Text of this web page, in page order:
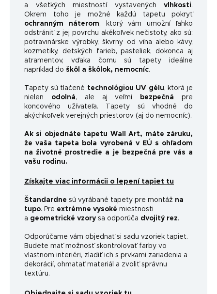
a všetkých miestností vystavených vlhkosti.
Okrem toho je možné každú tapetu pokryť
ochranným náterom, ktorý vám umožní ľahko
odstrániť z jej povrchu akékoľvek nečistoty, ako sú:
potravinárske výrobky, škvrny od vína alebo kávy,
kozmetiky, detských farieb, pasteliek, dokonca aj
atramentov, vďaka čomu sú tapety ideálne
napríklad do škôl a škôlok, nemocníc.
Tapety sú tlačené technológiou UV gélu, ktorá je
nielen odolná, ale aj veľmi bezpečná pre
koncového užívateľa. Tapety sú vhodné do
akýchkoľvek verejných priestorov (aj do nemocníc).
Ak si objednáte tapetu Wall Art, máte záruku,
že vaša tapeta bola vyrobená v EÚ s ohľadom
na životné prostredie a je bezpečná pre vás a
vašu rodinu.
Získajte viac informácii o lepení tapiet tu
Štandardne sú vyrábané tapety pre montáž na
tupo. Pre extrémne vysoké miestnosti
a geometrické vzory sa odporúča dvojitý rez.
Odporúčame vám objednať si sadu vzoriek tapiet.
Budete mať možnosť skontrolovať farby vo
vlastnom interiéri, zladiť ich s prvkami zariadenia a
dekorácií, ohmatať materiál a zvoliť správnu
textúru.